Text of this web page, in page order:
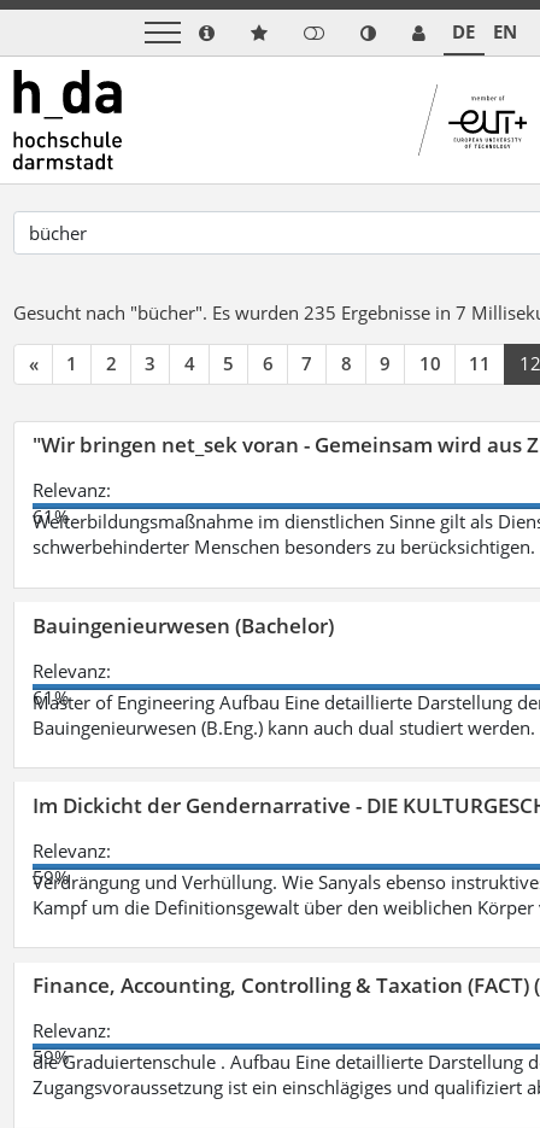
DE EN
Gesucht nach "bücher". Es wurden 235 Ergebnisse in 7
« 1 2 3 4 5 6 7 8 9 10 11 12
"Wir bringen net_sek voran - Gemeinsam wird aus
Relevanz:
61%
Weiterbildungsmaßnahme im dienstlichen Sinne gilt als
schwerbehinderter Menschen besonders zu berücksichtigen.
Bauingenieurwesen (Bachelor)
Relevanz:
61%
Master of Engineering Aufbau Eine detaillierte Darstellung
Bauingenieurwesen (B.Eng.) kann auch dual studiert
Im Dickicht der Gendernarrative - DIE
Relevanz:
59%
Verdrängung und Verhüllung. Wie Sanyals ebenso
Kampf um die Definitionsgewalt über den weiblichen
Finance, Accounting, Controlling & Taxation (FACT)
Relevanz:
59%
die Graduiertenschule . Aufbau Eine detaillierte Darstellung
Zugangsvoraussetzung ist ein einschlägiges und qualifiziert